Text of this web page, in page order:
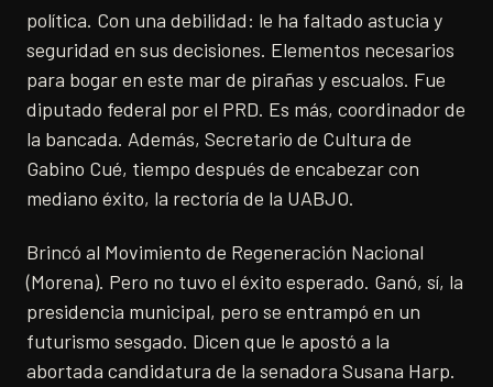
política. Con una debilidad: le ha faltado astucia y
seguridad en sus decisiones. Elementos necesarios
para bogar en este mar de pirañas y escualos. Fue
diputado federal por el PRD. Es más, coordinador de
la bancada. Además, Secretario de Cultura de
Gabino Cué, tiempo después de encabezar con
mediano éxito, la rectoría de la UABJO.
Brincó al Movimiento de Regeneración Nacional
(Morena). Pero no tuvo el éxito esperado. Ganó, sí, la
presidencia municipal, pero se entrampó en un
futurismo sesgado. Dicen que le apostó a la
abortada candidatura de la senadora Susana Harp.